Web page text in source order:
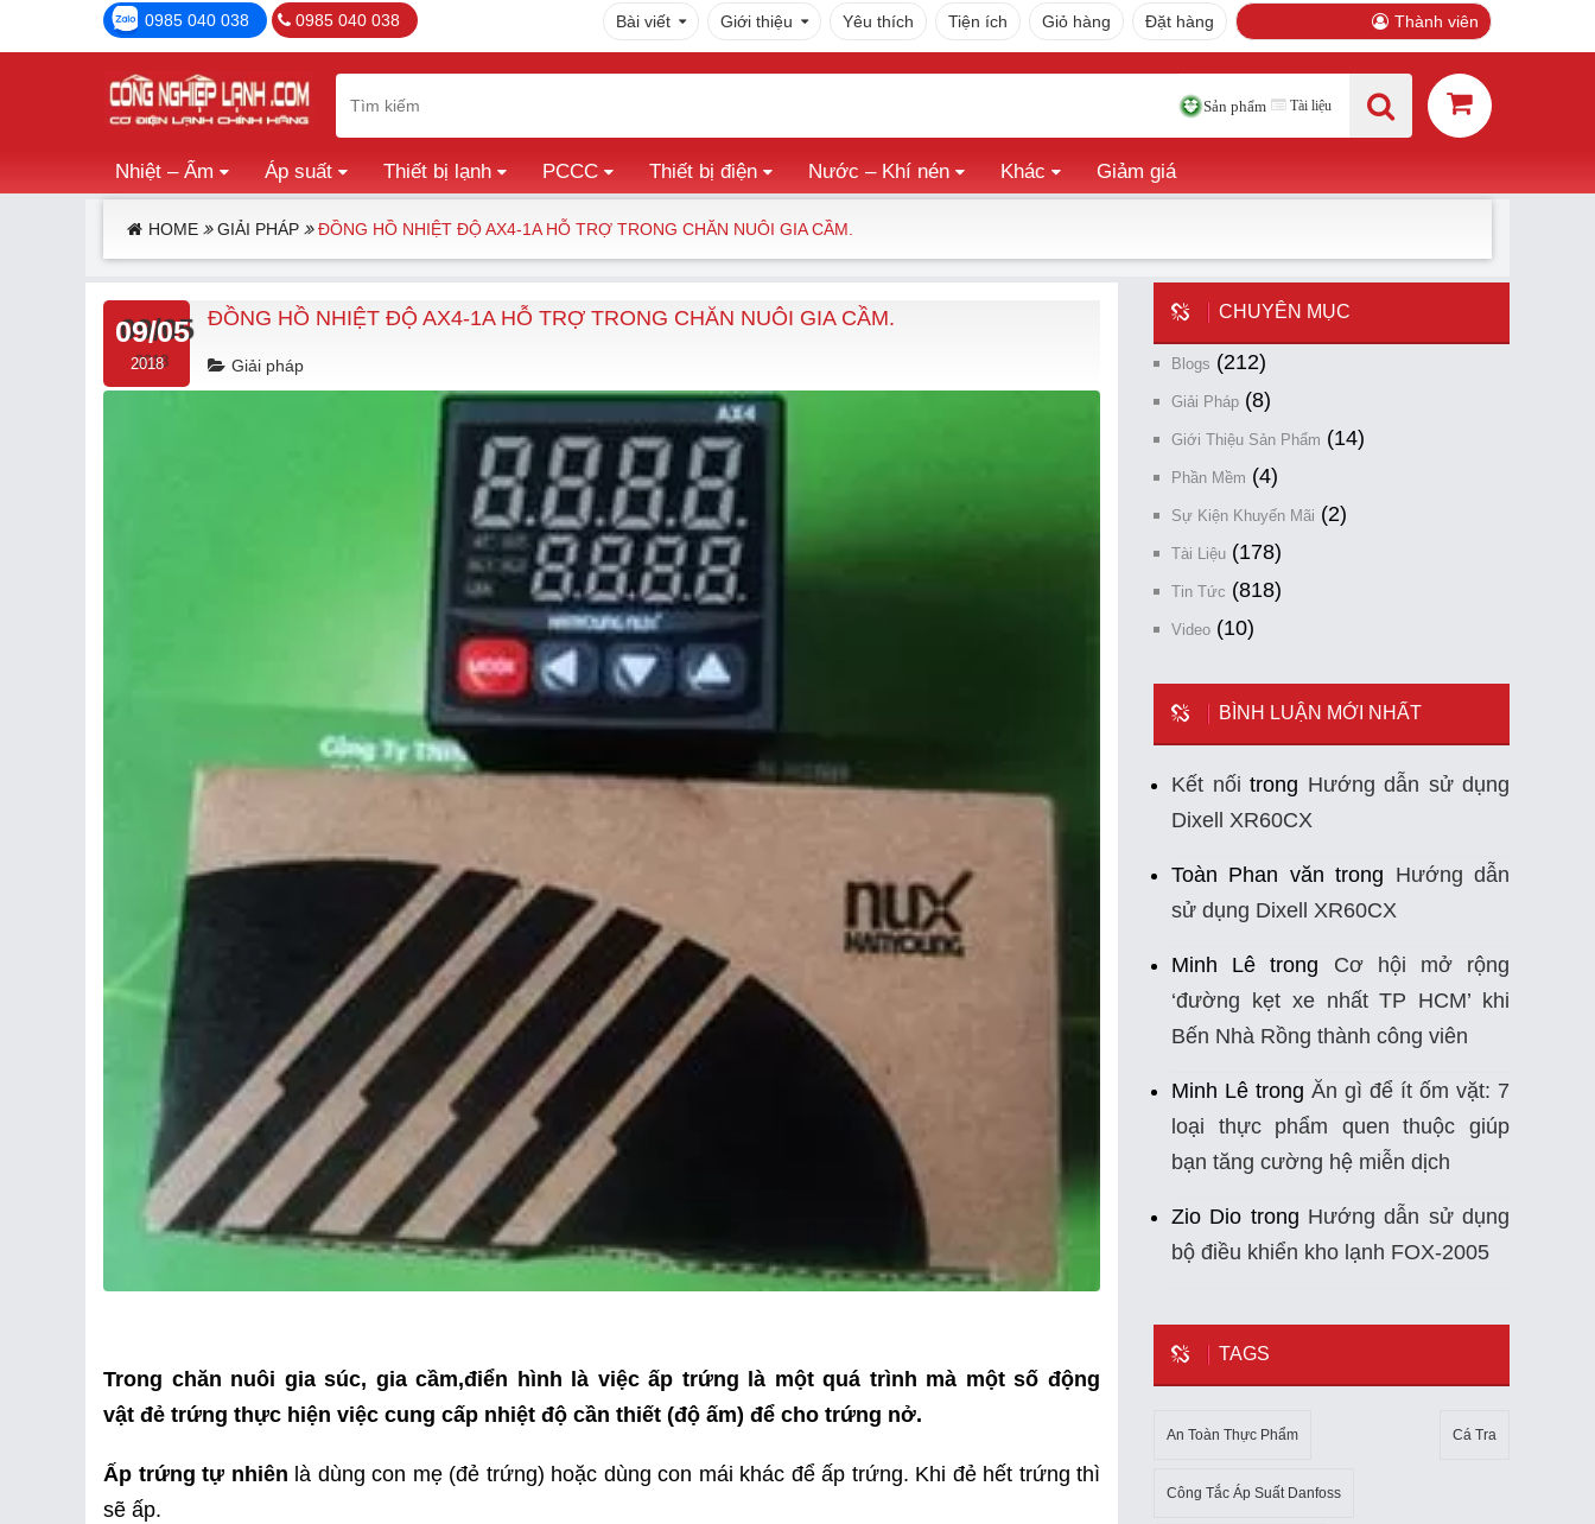
0985 040 038 0985 040 038 Bài viết Giới thiệu Yêu thích Tiện ích Giỏ hàng Đặt hàng Thành viên
Sản phẩm Tài liệu
Nhiệt – Ẩm Áp suất Thiết bị lạnh PCCC Thiết bị điện Nước – Khí nén Khác Giảm giá
HOME GIẢI PHÁP ĐỒNG HỒ NHIỆT ĐỘ AX4-1A HỖ TRỢ TRONG CHĂN NUÔI GIA CẦM.
09/05
2018
ĐỒNG HỒ NHIỆT ĐỘ AX4-1A HỖ TRỢ TRONG CHĂN NUÔI GIA CẦM.
Giải pháp
Trong chăn nuôi gia súc, gia cầm,điển hình là việc ấp trứng là một quá trình mà một số động
vật đẻ trứng thực hiện việc cung cấp nhiệt độ cần thiết (độ ấm) để cho trứng nở.
Ấp trứng tự nhiên là dùng con mẹ (đẻ trứng) hoặc dùng con mái khác để ấp trứng. Khi đẻ hết trứng thì
sẽ ấp.
CHUYÊN MỤC
Blogs (212)
Giải Pháp (8)
Giới Thiệu Sản Phẩm (14)
Phần Mềm (4)
Sự Kiện Khuyến Mãi (2)
Tài Liệu (178)
Tin Tức (818)
Video (10)
BÌNH LUẬN MỚI NHẤT
Kết nối trong Hướng dẫn sử dụng
Dixell XR60CX
Toàn Phan văn trong Hướng dẫn
sử dụng Dixell XR60CX
Minh Lê trong Cơ hội mở rộng
‘đường kẹt xe nhất TP HCM’ khi
Bến Nhà Rồng thành công viên
Minh Lê trong Ăn gì để ít ốm vặt: 7
loại thực phẩm quen thuộc giúp
bạn tăng cường hệ miễn dịch
Zio Dio trong Hướng dẫn sử dụng
bộ điều khiển kho lạnh FOX-2005
TAGS
An Toàn Thực Phẩm Cá Tra
Công Tắc Áp Suất Danfoss